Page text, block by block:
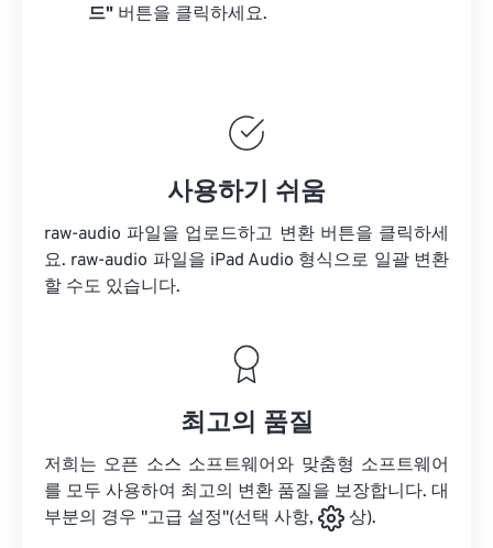
드" 버튼을 클릭하세요.
사용하기 쉬움
raw-audio 파일을 업로드하고 변환 버튼을 클릭하세
요. raw-audio 파일을 iPad Audio 형식으로 일괄 변환
할 수도 있습니다.
최고의 품질
저희는 오픈 소스 소프트웨어와 맞춤형 소프트웨어
를 모두 사용하여 최고의 변환 품질을 보장합니다. 대
부분의 경우 "고급 설정"(선택 사항,
상).